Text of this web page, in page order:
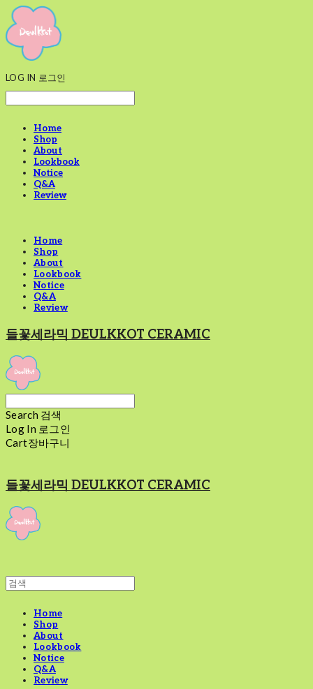
LOG IN 로그인
Home
Shop
About
Lookbook
Notice
Q&A
Review
Home
Shop
About
Lookbook
Notice
Q&A
Review
들꽃세라믹 DEULKKOT CERAMIC
Search 검색
Log In 로그인
Cart장바구니
들꽃세라믹 DEULKKOT CERAMIC
Home
Shop
About
Lookbook
Notice
Q&A
Review